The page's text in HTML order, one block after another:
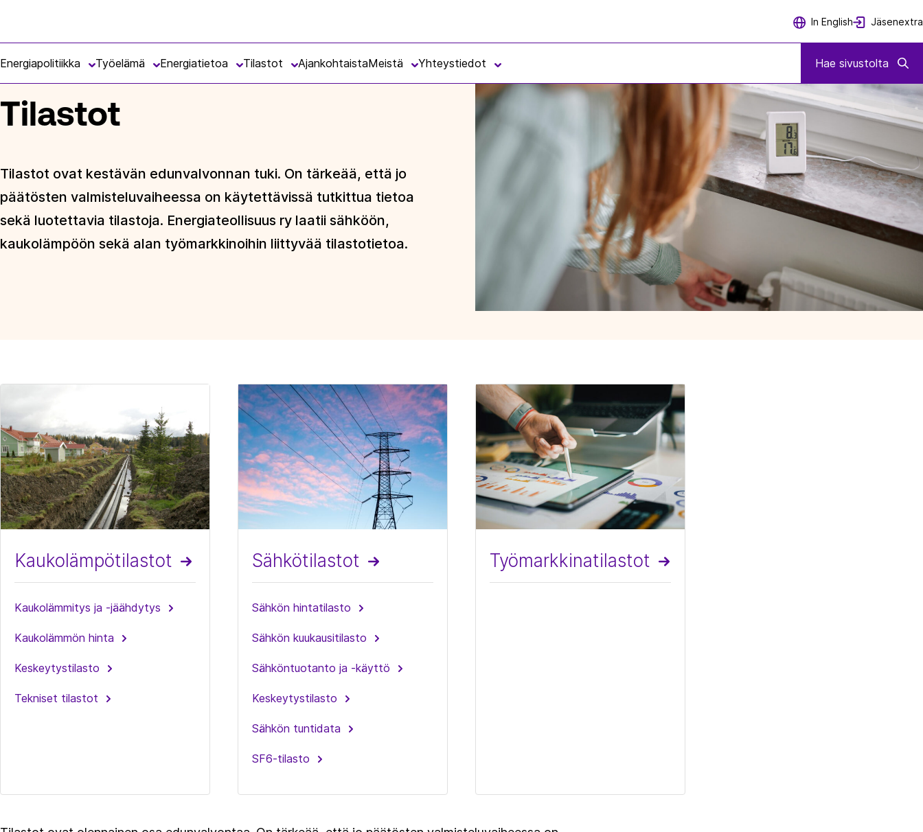
In English Jäsenextra
Energiapolitiikka Työelämä Energiatietoa Tilastot AjankohtaistaMeistä Yhteystiedot Hae sivustolta
Tilastot
Tilastot ovat kestävän edunvalvonnan tuki. On tärkeää, että jo
päätösten valmisteluvaiheessa on käytettävissä tutkittua tietoa
sekä luotettavia tilastoja. Energiateollisuus ry laatii sähköön,
kaukolämpöön sekä alan työmarkkinoihin liittyvää tilastotietoa.
Kaukolämpö­tilastot
Kaukolämmitys ja -jäähdytys
Kaukolämmön hinta
Keskeytystilasto
Tekniset tilastot
Sähkötilastot
Sähkön hintatilasto
Sähkön kuukausitilasto
Sähköntuotanto ja -käyttö
Keskeytystilasto
Sähkön tuntidata
SF6-tilasto
Työmarkkinatilastot